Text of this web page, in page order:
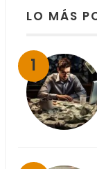
LO MÁS